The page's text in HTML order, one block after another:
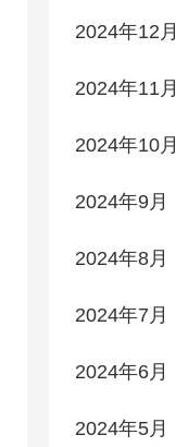
2024年12月
2024年11月
2024年10月
2024年9月
2024年8月
2024年7月
2024年6月
2024年5月